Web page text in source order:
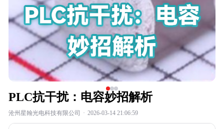
PLC抗干扰：电容妙招解析
沧州星翰光电科技有限公司 · 2026-03-14 21:06:59